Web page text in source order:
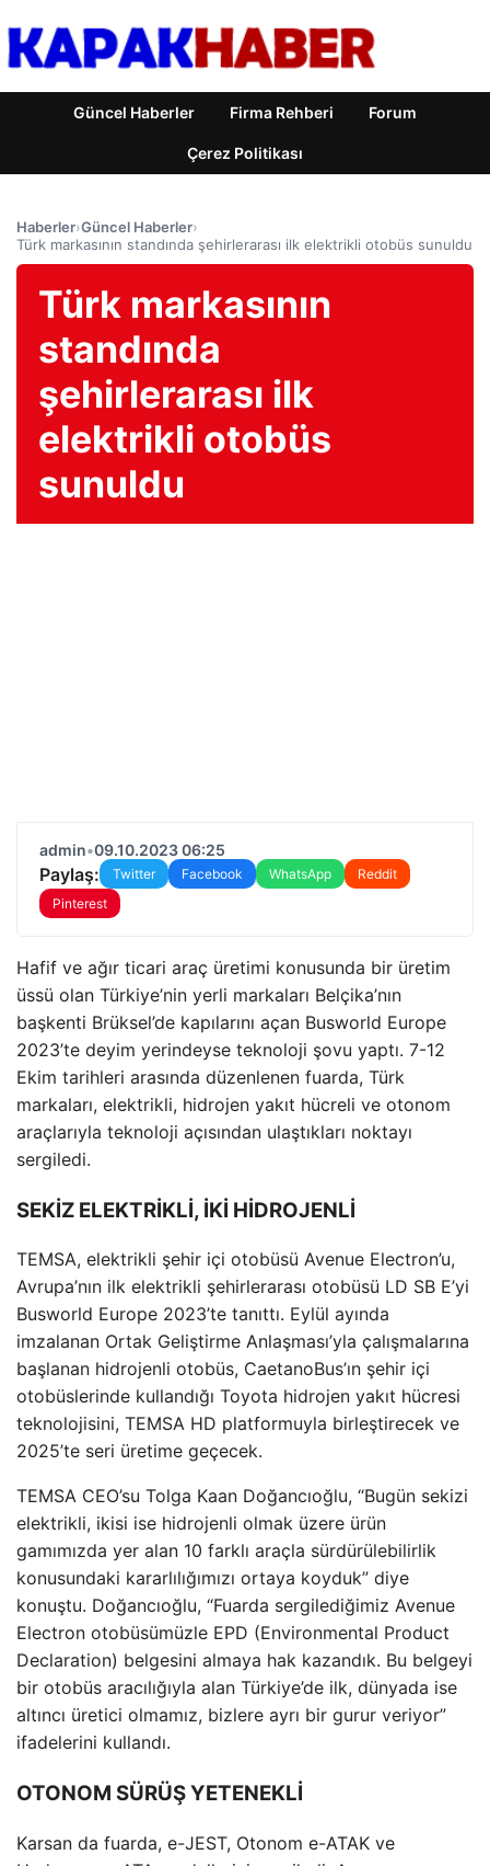
Güncel Haberler Firma Rehberi Forum
Çerez Politikası
Haberler›Güncel Haberler›
Türk markasının standında şehirlerarası ilk elektrikli otobüs sunuldu
Türk markasının
standında
şehirlerarası ilk
elektrikli otobüs
sunuldu
admin•09.10.2023 06:25
Paylaş: Twitter Facebook WhatsApp
Reddit
Pinterest
Hafif ve ağır ticari araç üretimi konusunda bir üretim
üssü olan Türkiye’nin yerli markaları Belçika’nın
başkenti Brüksel’de kapılarını açan Busworld Europe
2023’te deyim yerindeyse teknoloji şovu yaptı. 7-12
Ekim tarihleri arasında düzenlenen fuarda, Türk
markaları, elektrikli, hidrojen yakıt hücreli ve otonom
araçlarıyla teknoloji açısından ulaştıkları noktayı
sergiledi.
SEKİZ ELEKTRİKLİ, İKİ HİDROJENLİ
TEMSA, elektrikli şehir içi otobüsü Avenue Electron’u,
Avrupa’nın ilk elektrikli şehirlerarası otobüsü LD SB E’yi
Busworld Europe 2023’te tanıttı. Eylül ayında
imzalanan Ortak Geliştirme Anlaşması’yla çalışmalarına
başlanan hidrojenli otobüs, CaetanoBus’ın şehir içi
otobüslerinde kullandığı Toyota hidrojen yakıt hücresi
teknolojisini, TEMSA HD platformuyla birleştirecek ve
2025’te seri üretime geçecek.
TEMSA CEO’su Tolga Kaan Doğancıoğlu, “Bugün sekizi
elektrikli, ikisi ise hidrojenli olmak üzere ürün
gamımızda yer alan 10 farklı araçla sürdürülebilirlik
konusundaki kararlılığımızı ortaya koyduk” diye
konuştu. Doğancıoğlu, “Fuarda sergilediğimiz Avenue
Electron otobüsümüzle EPD (Environmental Product
Declaration) belgesini almaya hak kazandık. Bu belgeyi
bir otobüs aracılığıyla alan Türkiye’de ilk, dünyada ise
altıncı üretici olmamız, bizlere ayrı bir gurur veriyor”
ifadelerini kullandı.
OTONOM SÜRÜŞ YETENEKLİ
Karsan da fuarda, e-JEST, Otonom e-ATAK ve